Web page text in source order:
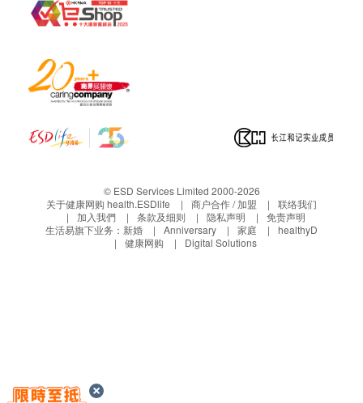
© ESD Services Limited 2000-2026
关于健康网购 health.ESDlife
商户合作 / 加盟
联络我们
加入我們
条款及细则 隐私声明
免责声明
生活易旗下业务： 新婚 Anniversary 家庭
healthyD
健康网购
Digital Solutions